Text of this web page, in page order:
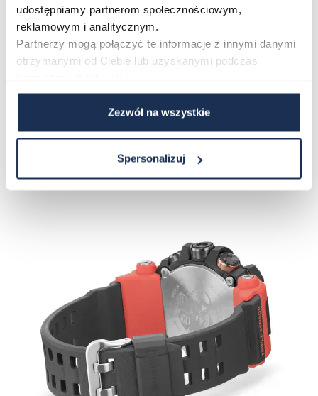
udostępniamy partnerom społecznościowym,
reklamowym i analitycznym.
Partnerzy mogą połączyć te informacje z innymi danymi
otrzymanymi od Ciebie lub uzyskanymi podczas
Zezwól na wszystkie
Spersonalizuj
czasowych.
W zestawie z zegarkiem otrzymasz:
- oryginalne opakowanie
- 3-letnią gwarancję